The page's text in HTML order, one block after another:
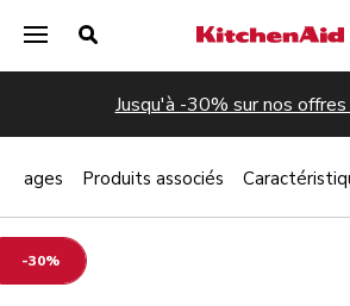
Jusqu'à -30% sur nos
-30%
Produits associés